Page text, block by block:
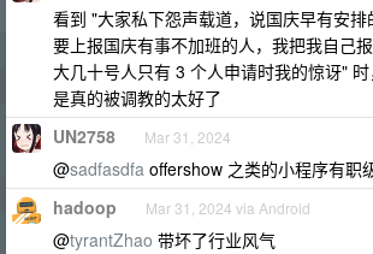
看到 "大家私下怨声载道，说国庆早有安
要上报国庆有事不加班的人，我把我自己
大几十号人只有 3 个人申请时我的惊讶"
是真的被调教的太好了
UN2758 Mar 31, 2024
@sadfasdfa offershow 之类的小程序有职
hadoop Mar 31, 2024 via Android
@tyrantZhao 带坏了行业风气